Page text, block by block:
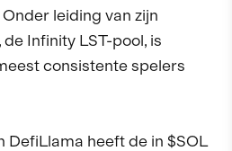
leiding van zijn
Infinity LST-pool, is
consistente spelers
DefiLlama heeft de in $SOL